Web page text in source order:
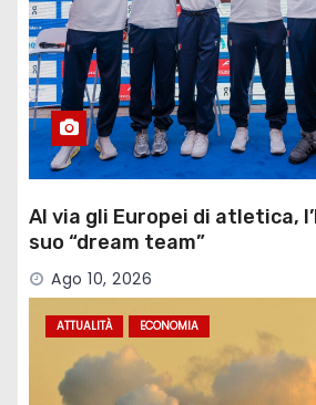
Al via gli Europei di atletica,
suo “dream team”
Ago 10, 2026
ATTUALITÀ ECONOMIA